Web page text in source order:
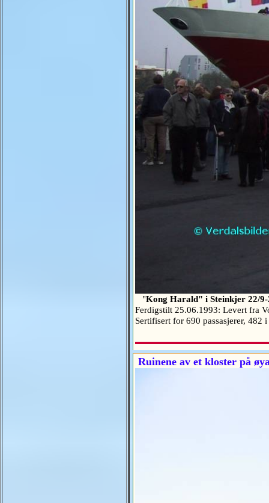
"Kong Harald" i Steinkjer 22/
Ferdigstilt 25.06.1993: Levert fra
Sertifisert for 690 passasjerer,
Ruinene av et kloster på